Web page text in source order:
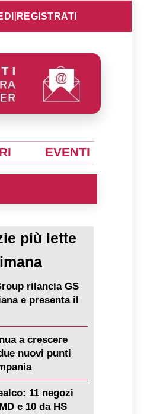
REGISTRATI
EVENTI
più lette
rilancia GS
e presenta il
a crescere
nuovi punti
11 negozi
e 10 da HS